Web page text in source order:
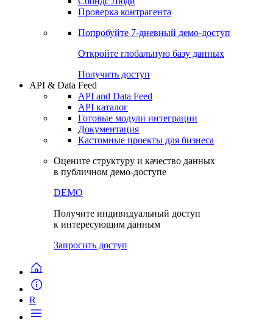
Сохраненные запросы
Чат
Проверка контрагента
Попробуйте7-дневный
Откройте глобальную базу данных
Получить доступ
API & Data Feed
API and Data Feed
Готовые модули интеграции
Документация
в публичном демо-доступе